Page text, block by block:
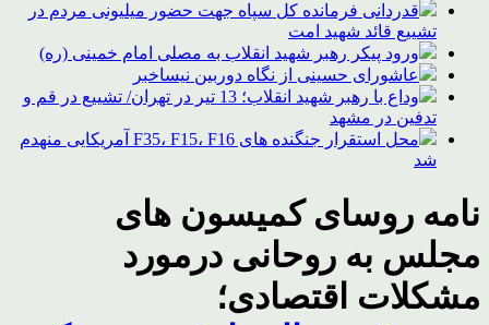
قدردانی فرمانده کل سپاه جهت حضور میلیونی مردم در
تشییع قائد شهید امت
ورود پیکر رهبر شهید انقلاب به مصلی امام خمینی (ره)
عاشورای حسینی از نگاه دوربین نیساخبر
وداع با رهبر شهید انقلاب؛ 13 تیر در تهران/ تشییع در قم و
تدفین در مشهد
محل استقرار جنگنده های F35، F15، F16 آمریکایی منهدم
شد
نامه روسای کمیسون های
مجلس به روحانی درمورد
مشکلات اقتصادی؛